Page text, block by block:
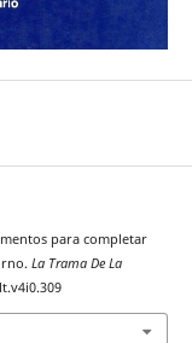
para completar
La Trama De La